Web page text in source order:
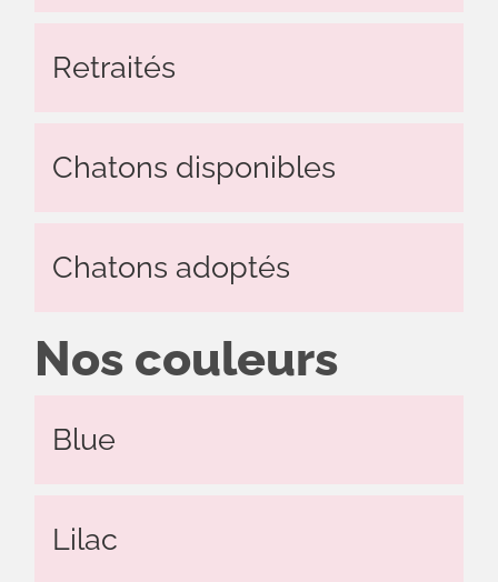
Retraités
Chatons disponibles
Chatons adoptés
Nos couleurs
Blue
Lilac